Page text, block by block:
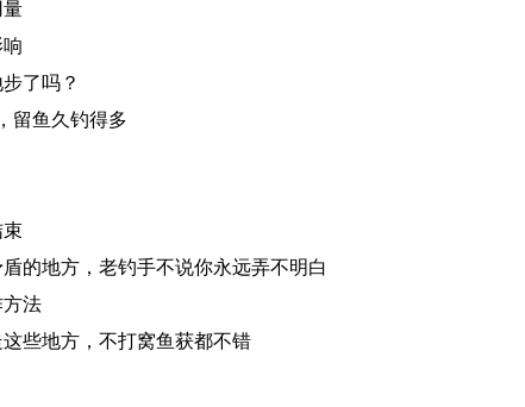
量
了吗？
留鱼久钓得多
的地方，老钓手不说你永远弄不明白
法
些地方，不打窝鱼获都不错